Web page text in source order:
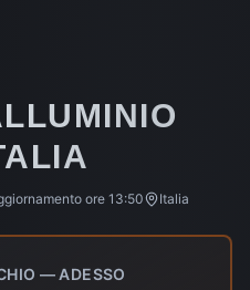
ore 13:50 Italia
— ADESSO